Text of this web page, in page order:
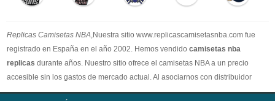
Replicas Camisetas NBA,Nuestra sitio www.replicascamisetasnba.com fue
registrado en España en el año 2002. Hemos vendido camisetas nba
replicas durante años. Nuestro sitio ofrece el camisetas NBA a un precio
accesible sin los gastos de mercado actual. Al asociarnos con distribuidor
oficial de camisetas NBA, garantizamos que todos nuestros artículos son